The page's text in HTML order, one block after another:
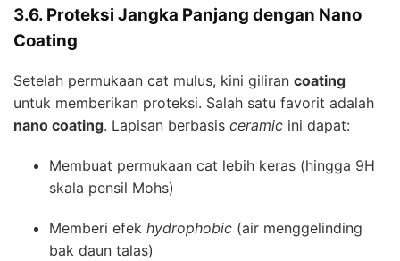
3.6. Proteksi Jangka Panjang dengan Nano
Coating
Setelah permukaan cat mulus, kini giliran coating
untuk memberikan proteksi. Salah satu favorit adalah
nano coating. Lapisan berbasis ceramic ini dapat:
Membuat permukaan cat lebih keras (hingga 9H
skala pensil Mohs)
Memberi efek hydrophobic (air menggelinding
bak daun talas)